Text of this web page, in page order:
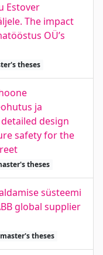
Estover
The impact
OÜ’s
theses
ja
design
safety for the
theses
süsteemi
global supplier
master's theses